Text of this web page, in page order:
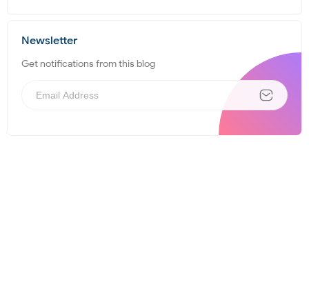
Newsletter
Get notifications from this blog